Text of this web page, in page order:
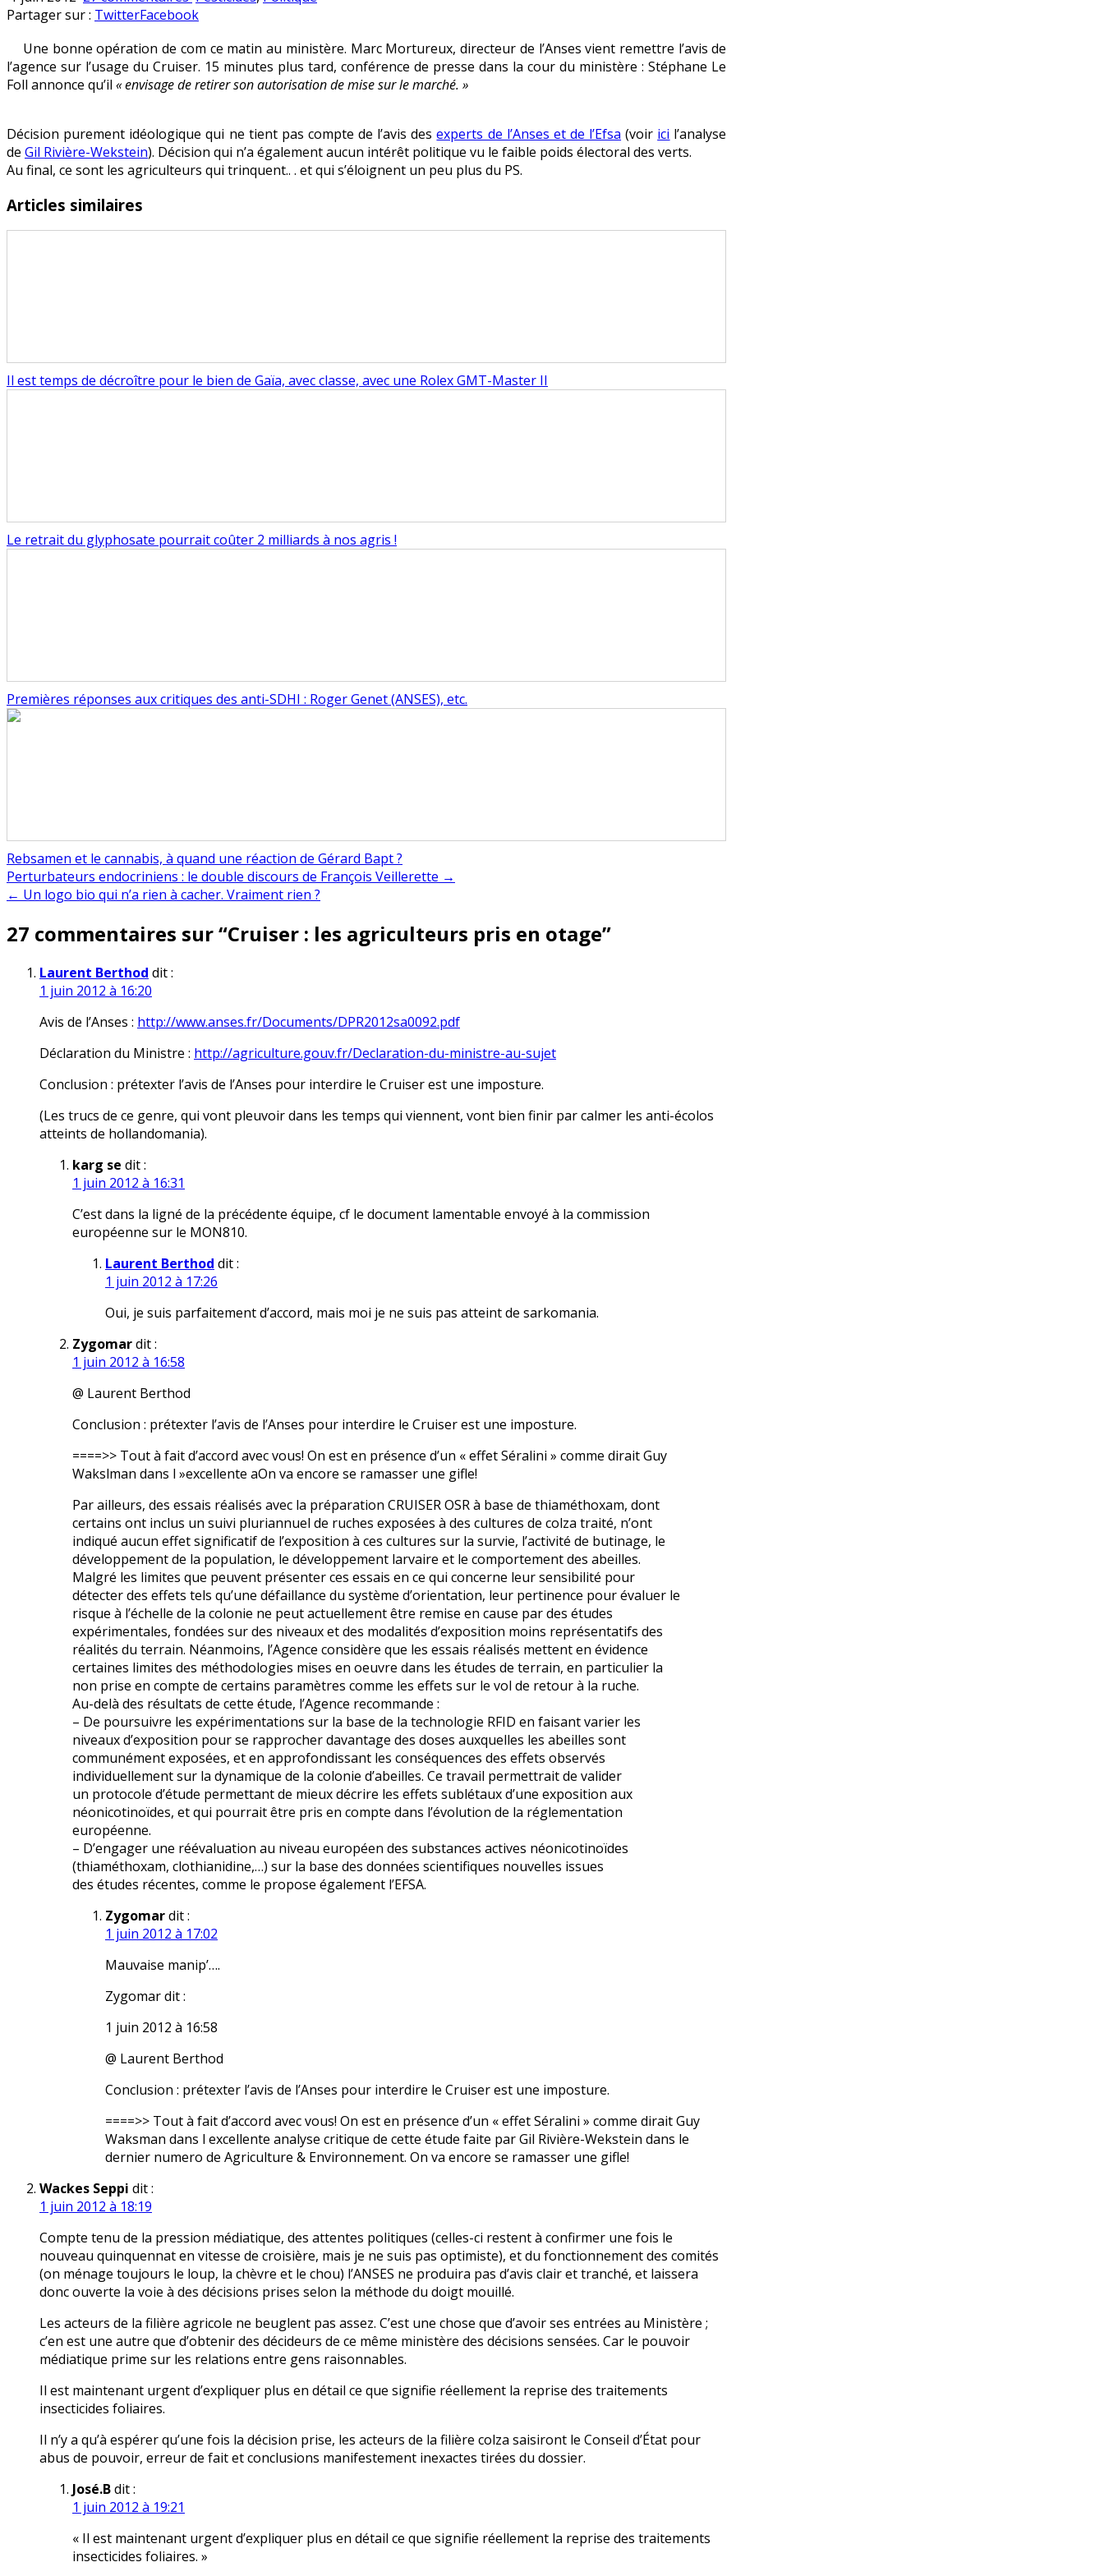
Cruiser
les
agriculteurs
pris
en
Partager sur : TwitterFacebook
Une bonne opération de com ce matin au ministère. Marc Mortureux, directeur de l’Anses vient remettre l’avis de
l’agence sur l’usage du Cruiser. 15 minutes plus tard, conférence de presse dans la cour du ministère : Stéphane Le
Foll annonce qu’il « envisage de retirer son autorisation de mise sur le marché. »
Décision purement idéologique qui ne tient pas compte de l’avis desexperts de l’Anses et de l’Efsa (voir ici l’analyse
de Gil Rivière-Wekstein). Décision qui n’a également aucun intérêt politique vu le faible poids électoral des verts.
Au final, ce sont les agriculteurs qui trinquent.. . et qui s’éloignent un peu plus du PS.
Articles similaires
Il est temps de décroître pour le bien de Gaïa, avec classe, avec une Rolex GMT-Master II
Le retrait du glyphosate pourrait coûter 2 milliards à nos agris !
Premières réponses aux critiques des anti-SDHI : Roger Genet (ANSES), etc.
Rebsamen et le cannabis, à quand une réaction de Gérard Bapt ?
Navigation
de
l’article
Perturbateurs endocriniens : le double discours de François Veillerette →
← Un logo bio qui n’a rien à cacher. Vraiment rien ?
27 commentaires sur “Cruiser : les agriculteurs pris en otage”
Laurent Berthod dit :
1 juin 2012 à 16:20
Avis de l’Anses : http://www.anses.fr/Documents/DPR2012sa0092.pdf
Déclaration du Ministre : http://agriculture.gouv.fr/Declaration-du-ministre-au-sujet
Conclusion : prétexter l’avis de l’Anses pour interdire le Cruiser est une imposture.
(Les trucs de ce genre, qui vont pleuvoir dans les temps qui viennent, vont bien finir par calmer les anti-écolos
atteints de hollandomania).
karg se dit :
1 juin 2012 à 16:31
C’est dans la ligné de la précédente équipe, cf le document lamentable envoyé à la commission
européenne sur le MON810.
Laurent Berthod dit :
1 juin 2012 à 17:26
Oui, je suis parfaitement d’accord, mais moi je ne suis pas atteint de sarkomania.
Zygomardit :
1 juin 2012 à 16:58
@ Laurent Berthod
Conclusion : prétexter l’avis de l’Anses pour interdire le Cruiser est une imposture.
====>> Tout à fait d’accord avec vous! On est en présence d’un « effet Séralini » comme dirait Guy
Wakslman dans l »excellente aOn va encore se ramasser une gifle!
Par ailleurs, des essais réalisés avec la préparation CRUISER OSR à base de thiaméthoxam, dont
certains ont inclus un suivi pluriannuel de ruches exposées à des cultures de colza traité, n’ont
indiqué aucun effet significatif de l’exposition à ces cultures sur la survie, l’activité de butinage, le
développement de la population, le développement larvaire et le comportement des abeilles.
Malgré les limites que peuvent présenter ces essais en ce qui concerne leur sensibilité pour
détecter des effets tels qu’une défaillance du système d’orientation, leur pertinence pour évaluer le
risque à l’échelle de la colonie ne peut actuellement être remise en cause par des études
expérimentales, fondées sur des niveaux et des modalités d’exposition moins représentatifs des
réalités du terrain. Néanmoins, l’Agence considère que les essais réalisés mettent en évidence
certaines limites des méthodologies mises en oeuvre dans les études de terrain, en particulier la
non prise en compte de certains paramètres comme les effets sur le vol de retour à la ruche.
Au-delà des résultats de cette étude, l’Agence recommande :
– De poursuivre les expérimentations sur la base de la technologie RFID en faisant varier les
niveaux d’exposition pour se rapprocher davantage des doses auxquelles les abeilles sont
communément exposées, et en approfondissant les conséquences des effets observés
individuellement sur la dynamique de la colonie d’abeilles. Ce travail permettrait de valider
un protocole d’étude permettant de mieux décrire les effets sublétaux d’une exposition aux
néonicotinoïdes, et qui pourrait être pris en compte dans l’évolution de la réglementation
européenne.
– D’engager une réévaluation au niveau européen des substances actives néonicotinoïdes
(thiaméthoxam, clothianidine,…) sur la base des données scientifiques nouvelles issues
des études récentes, comme le propose également l’EFSA.
Zygomardit :
1 juin 2012 à 17:02
Mauvaise manip’….
Zygomar dit :
1 juin 2012 à 16:58
@ Laurent Berthod
Conclusion : prétexter l’avis de l’Anses pour interdire le Cruiser est une imposture.
====>> Tout à fait d’accord avec vous! On est en présence d’un « effet Séralini » comme dirait Guy
Waksman dans l excellente analyse critique de cette étude faite par Gil Rivière-Wekstein dans le
dernier numero de Agriculture & Environnement. On va encore se ramasser une gifle!
Wackes Seppi dit :
1 juin 2012 à 18:19
Compte tenu de la pression médiatique, des attentes politiques (celles-ci restent à confirmer une fois le
nouveau quinquennat en vitesse de croisière, mais je ne suis pas optimiste), et du fonctionnement des comités
(on ménage toujours le loup, la chèvre et le chou) l’ANSES ne produira pas d’avis clair et tranché, et laissera
donc ouverte la voie à des décisions prises selon la méthode du doigt mouillé.
Les acteurs de la filière agricole ne beuglent pas assez. C’est une chose que d’avoir ses entrées au Ministère ;
c’en est une autre que d’obtenir des décideurs de ce même ministère des décisions sensées. Car le pouvoir
médiatique prime sur les relations entre gens raisonnables.
Il est maintenant urgent d’expliquer plus en détail ce que signifie réellement la reprise des traitements
insecticides foliaires.
Il n’y a qu’à espérer qu’une fois la décision prise, les acteurs de la filière colza saisiront le Conseil d’État pour
abus de pouvoir, erreur de fait et conclusions manifestement inexactes tirées du dossier.
José.Bdit :
1 juin 2012 à 19:21
« Il est maintenant urgent d’expliquer plus en détail ce que signifie réellement la reprise des traitements
insecticides foliaires. »